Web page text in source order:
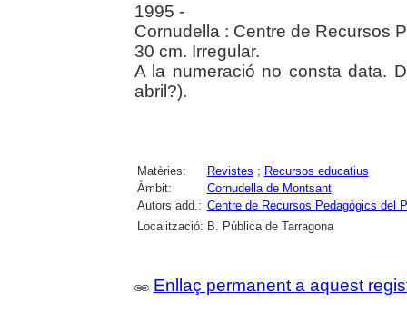
1995 -
Cornudella : Centre de Recursos
30 cm. Irregular.
A la numeració no consta data.
abril?).
Matèries: Revistes ; Recursos educatius
Àmbit:
Cornudella de Montsant
Autors add.: Centre de Recursos Pedagògics del
Localització: B. Pública de Tarragona
Enllaç permanent a aquest